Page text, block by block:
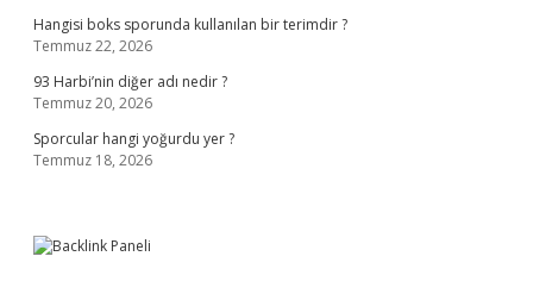
Hangisi boks sporunda kullanılan bir terimdir ?
Temmuz 22, 2026
93 Harbi’nin diğer adı nedir ?
Temmuz 20, 2026
Sporcular hangi yoğurdu yer ?
Temmuz 18, 2026